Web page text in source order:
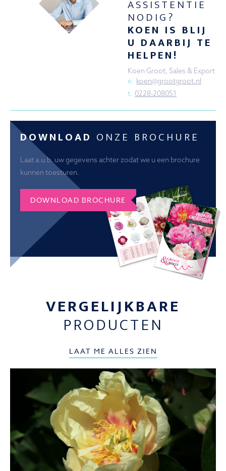
ASSISTENTIE
NODIG?
KOEN IS BLIJ
U DAARBIJ TE
HELPEN!
Koen Groot, Sales & Export
e. koen@grootgroot.nl
t. 0228-208051
DOWNLOAD ONZE BROCHURE
Laat a.u.b. uw gegevens achter zodat we u een brochure
kunnen toesturen.
DOWNLOAD BROCHURE
VERGELIJKBARE
PRODUCTEN
LAAT ME ALLES ZIEN